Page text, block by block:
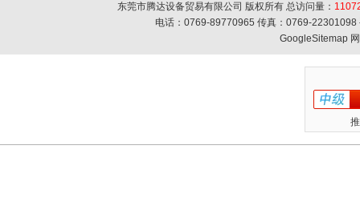
东莞市腾达设备贸易有限公司 版权所有 总访问量：
电话：0769-89770965 传真：0769-
GoogleSitemap网